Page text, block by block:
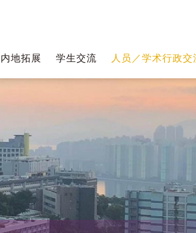
内地拓展 学生交流 人员／学术行政交